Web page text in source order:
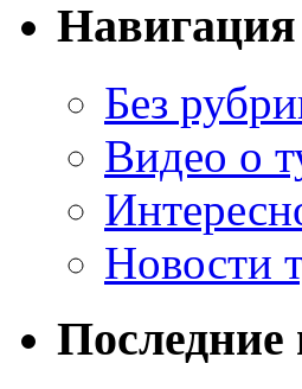
Навигация
Без
Видео о
Новости
Последние